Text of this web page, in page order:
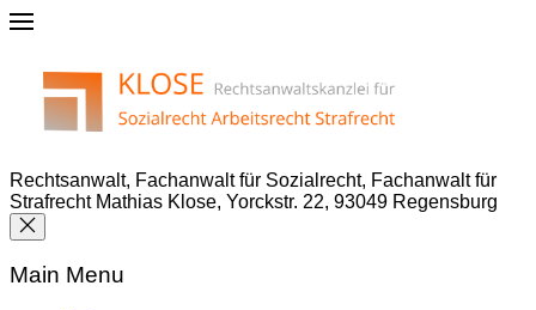
Rechtsanwalt, Fachanwalt für Sozialrecht, Fachanwalt für
Strafrecht Mathias Klose, Yorckstr. 22, 93049 Regensburg
Main Menu